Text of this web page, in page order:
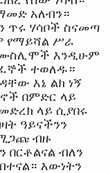
አለብን።
ጥሩ ሃሳቦች ስናመጣ
የማይሻል ሥራ
ሙስሊሞች እንዲሁም
ተወለዱ።
እኔ ልክ ነኝ
በምድር ላይ
ላይ ሲያበሩ
ዓይናችንን
ብዙ
በርቶልናል ብለን
እውነትን